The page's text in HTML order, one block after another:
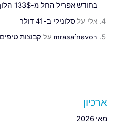
בחודש אפריל החל מ-133$ הלוך ושוב
אליעלסלוניקי ב-41 דולר
mrasafnavonעלקבוצות טיפים
ארכיון
מאי 2026